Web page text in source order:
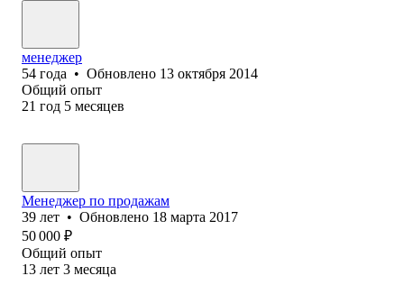
менеджер
54 года • Обновлено 13 октября 2014
Общий опыт
21 год 5 месяцев
Менеджер по продажам
39 лет • Обновлено 18 марта 2017
50 000 ₽
Общий опыт
13 лет 3 месяца